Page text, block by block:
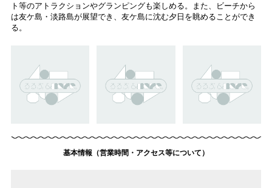
ト等のアトラクションやグランピングも楽しめる。また、ビーチから
は友ケ島・淡路島が展望でき、友ケ島に沈む夕日を眺めることができ
る。
基本情報（営業時間・アクセス等について）